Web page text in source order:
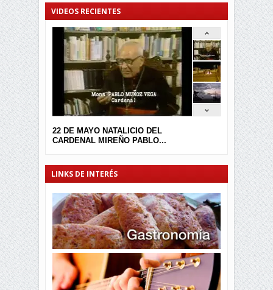
VIDEOS RECIENTES
22 DE MAYO NATALICIO DEL
CARDENAL MIREÑO PABLO...
LINKS DE INTERÉS